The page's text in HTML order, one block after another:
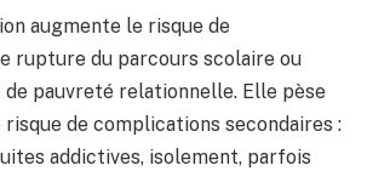
augmente le risque de
rupture du parcours scolaire ou
pauvreté relationnelle. Elle pèse
de complications secondaires :
addictives, isolement, parfois